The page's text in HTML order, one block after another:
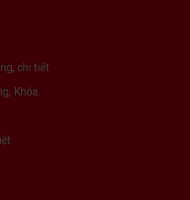
chi tiết.
Khóa.